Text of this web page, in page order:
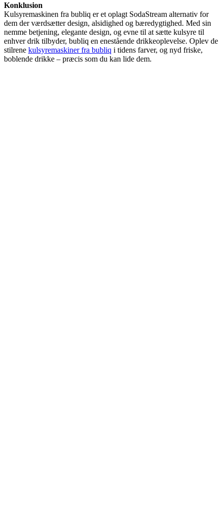
Konklusion
Kulsyremaskinen fra bubliq er et oplagt SodaStream alternativ for
dem der værdsætter design, alsidighed og bæredygtighed. Med sin
nemme betjening, elegante design, og evne til at sætte kulsyre til
enhver drik tilbyder, bubliq en enestående drikkeoplevelse. Oplev de
stilrene kulsyremaskiner fra bubliq i tidens farver, og nyd friske,
boblende drikke – præcis som du kan lide dem.